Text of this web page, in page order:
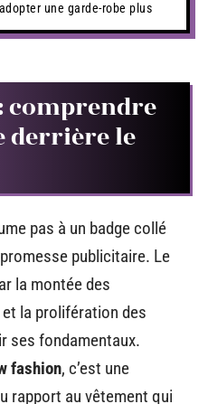
une garde-robe plus
comprendre
derrière le
pas à un badge collé
publicitaire. Le
la montée des
et la prolifération des
ses fondamentaux.
fashion, c’est une
rapport au vêtement qui